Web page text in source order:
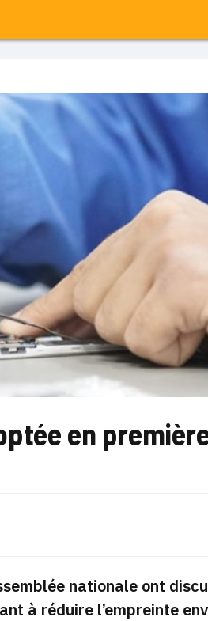
en
nationale ont
à réduire l’empreinte